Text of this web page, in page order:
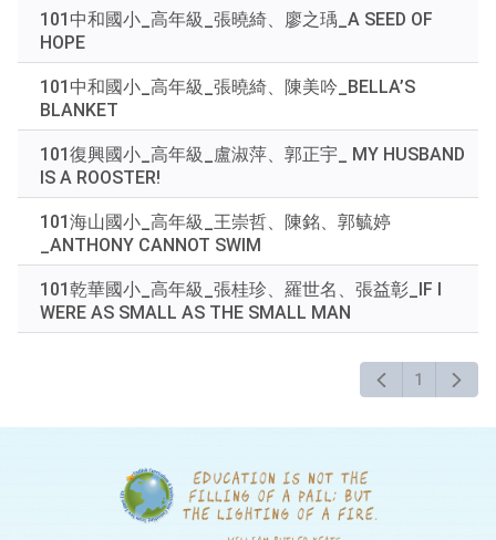
101中和國小_高年級_張曉綺、廖之瑀_A SEED OF
HOPE
101中和國小_高年級_張曉綺、陳美吟_BELLA’S
BLANKET
101復興國小_高年級_盧淑萍、郭正宇_ MY HUSBAND
IS A ROOSTER!
101海山國小_高年級_王崇哲、陳銘、郭毓婷
_ANTHONY CANNOT SWIM
101乾華國小_高年級_張桂珍、羅世名、張益彰_IF I
WERE AS SMALL AS THE SMALL MAN
1